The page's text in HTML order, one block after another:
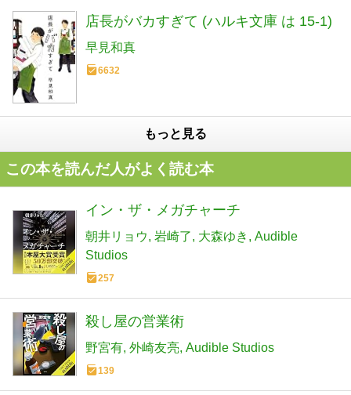
店長がバカすぎて (ハルキ文庫 は 15-1)
早見和真
6632
もっと見る
この本を読んだ人がよく読む本
イン・ザ・メガチャーチ
朝井リョウ 岩崎了 大森ゆき
Audible
Studios
257
殺し屋の営業術
野宮有 外崎友亮 Audible Studios
139